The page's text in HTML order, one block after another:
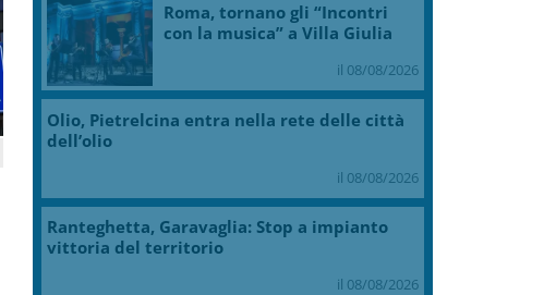
Roma, tornano gli “Incontri
con la musica” a Villa Giulia
il 08/08/2026
Olio, Pietrelcina entra nella rete delle città
dell’olio
il 08/08/2026
Ranteghetta, Garavaglia: Stop a impianto
vittoria del territorio
il 08/08/2026